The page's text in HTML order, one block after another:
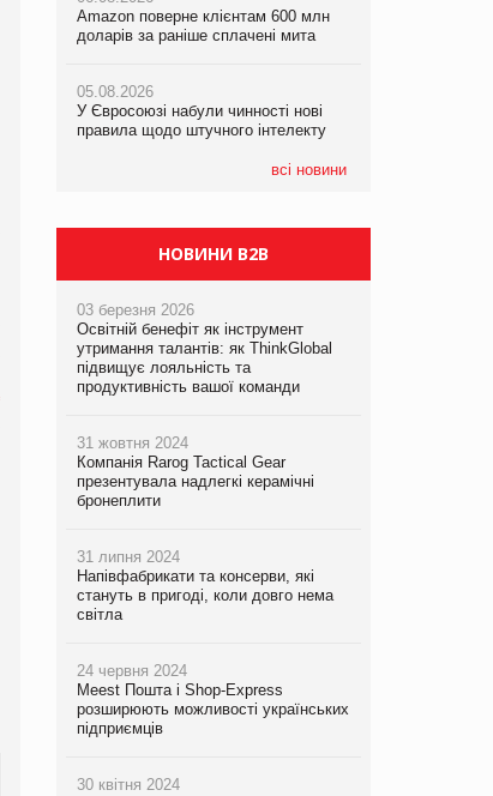
Amazon поверне клієнтам 600 млн
доларів за раніше сплачені мита
05.08.2026
У Євросоюзі набули чинності нові
правила щодо штучного інтелекту
всі новини
Amazon поверне клієнтам 600 млн
доларів за раніше сплачені мита
05.08.2026
У Євросоюзі набули чинності нові
правила щодо штучного інтелекту
правила щодо штучного інтелекту
Рекламна платформа вимагає від
Google компенсацію за втрату 6,9
трлн рекламних показів
НОВИНИ B2B
03 березня 2026
Освітній бенефіт як інструмент
утримання талантів: як ThinkGlobal
підвищує лояльність та
продуктивність вашої команди
31 жовтня 2024
Компанія Rarog Tactical Gear
презентувала надлегкі керамічні
бронеплити
31 липня 2024
Напівфабрикати та консерви, які
стануть в пригоді, коли довго нема
світла
24 червня 2024
Meest Пошта і Shop-Express
розширюють можливості українських
підприємців
30 квітня 2024